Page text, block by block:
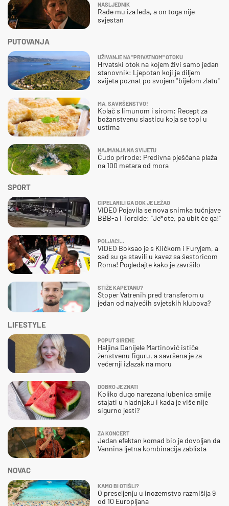
SPORT
CIPELARILI GA DOK JE LEŽAO
VIDEO Pojavila se nova snimka tučnjave
BBB-a i Torcide: "Je*ote, pa ubit će ga!"
POLJACI...
VIDEO Boksao je s Kličkom i Furyjem, a
sad su ga stavili u kavez sa šestoricom
Roma! Pogledajte kako je završilo
STIŽE KAPETANU?
Stoper Vatrenih pred transferom u
jedan od najvećih svjetskih klubova?
NASLJEDNIK
Rade mu iza leđa, a on toga nije
svjestan
PUTOVANJA
UŽIVANJE NA "PRIVATNOM" OTOKU
Hrvatski otok na kojem živi samo jedan
stanovnik: Ljepotan koji je diljem
svijeta poznat po svojem "bijelom zlatu"
MA, SAVRŠENSTVO!
Kolač s limunom i sirom: Recept za
božanstvenu slasticu koja se topi u
ustima
NAJMANJA NA SVIJETU
Čudo prirode: Predivna pješčana plaža
na 100 metara od mora
NOVAC
KAMO BI OTIŠLI?
O preseljenju u inozemstvo razmišlja 9
od 10 Europljana
LIFESTYLE
POPUT SIRENE
Haljina Danijele Martinović ističe
ženstvenu figuru, a savršena je za
večernji izlazak na moru
DOBRO JE ZNATI
Koliko dugo narezana lubenica smije
stajati u hladnjaku i kada je više nije
sigurno jesti?
ZA KONCERT
Jedan efektan komad bio je dovoljan da
Vannina ljetna kombinacija zablista